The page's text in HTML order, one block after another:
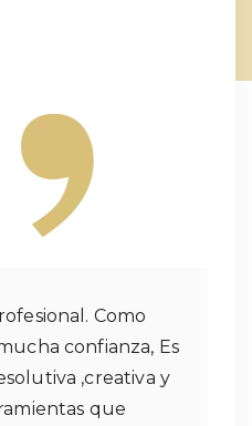
Como
confianza, Es
,creativa y
que